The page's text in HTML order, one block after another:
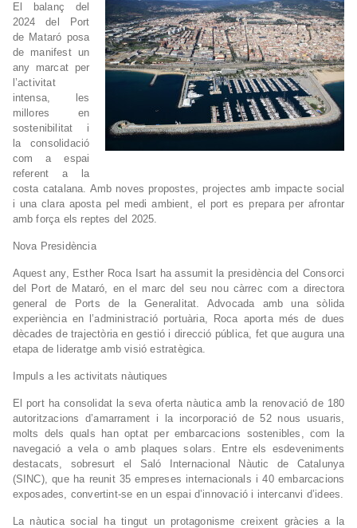
El balanç del
2024 del Port
de Mataró posa
de manifest un
any marcat per
l’activitat
intensa, les
millores en
sostenibilitat i
la consolidació
com a espai
referent a la
costa catalana. Amb noves propostes, projectes amb impacte social
i una clara aposta pel medi ambient, el port es prepara per afrontar
amb força els reptes del 2025.
Nova Presidència
Aquest any, Esther Roca Isart ha assumit la presidència del Consorci
del Port de Mataró, en el marc del seu nou càrrec com a directora
general de Ports de la Generalitat. Advocada amb una sòlida
experiència en l’administració portuària, Roca aporta més de dues
dècades de trajectòria en gestió i direcció pública, fet que augura una
etapa de lideratge amb visió estratègica.
Impuls a les activitats nàutiques
El port ha consolidat la seva oferta nàutica amb la renovació de 180
autoritzacions d’amarrament i la incorporació de 52 nous usuaris,
molts dels quals han optat per embarcacions sostenibles, com la
navegació a vela o amb plaques solars. Entre els esdeveniments
destacats, sobresurt el Saló Internacional Nàutic de Catalunya
(SINC), que ha reunit 35 empreses internacionals i 40 embarcacions
exposades, convertint-se en un espai d’innovació i intercanvi d’idees.
La nàutica social ha tingut un protagonisme creixent gràcies a la